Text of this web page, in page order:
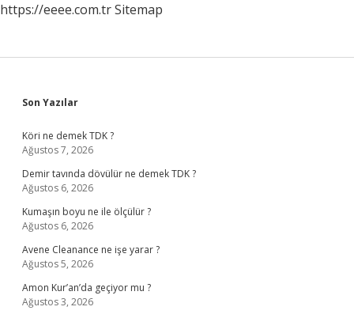
https://eeee.com.trSitemap
Sidebar
Son Yazılar
Köri ne demek TDK ?
Ağustos 7, 2026
Demir tavında dövülür ne demek TDK ?
Ağustos 6, 2026
Kumaşın boyu ne ile ölçülür ?
Ağustos 6, 2026
Avene Cleanance ne işe yarar ?
Ağustos 5, 2026
Amon Kur’an’da geçiyor mu ?
Ağustos 3, 2026